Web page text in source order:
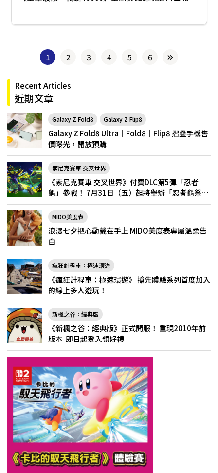
1 2 3 4 5 6
Recent Articles
近期文章
Galaxy Z Fold8 Galaxy Z Flip8
Galaxy Z Fold8 Ultra｜Fold8｜Flip8 摺疊手機售
價曝光，開放預購
索尼克賽車 交叉世界
《索尼克賽車 交叉世界》付費DLC第5彈「忍者
龜」參戰！ 7月31日（五）起將舉辦「忍者龜祭
典」
MIDO美度表
浪漫七夕把心動戴在手上 MIDO美度表專屬溫柔告
白
瘋狂計程車：極速環遊
《瘋狂計程車：極速環遊》 搶先體驗系列首度加入
的線上多人遊玩！
新楓之谷：經典版
《新楓之谷：經典版》正式開服！ 重現2010年前
版本 即日起登入領好禮